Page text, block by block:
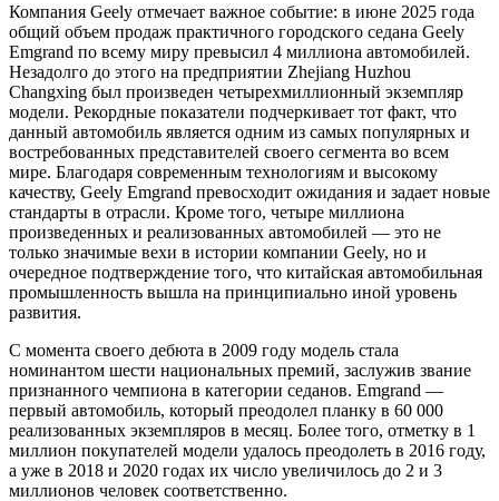
Компания Geely отмечает важное событие: в июне 2025 года
общий объем продаж практичного городского седана Geely
Emgrand по всему миру превысил 4 миллиона автомобилей.
Незадолго до этого на предприятии Zhejiang Huzhou
Changxing был произведен четырехмиллионный экземпляр
модели. Рекордные показатели подчеркивает тот факт, что
данный автомобиль является одним из самых популярных и
востребованных представителей своего сегмента во всем
мире. Благодаря современным технологиям и высокому
качеству, Geely Emgrand превосходит ожидания и задает новые
стандарты в отрасли. Кроме того, четыре миллиона
произведенных и реализованных автомобилей — это не
только значимые вехи в истории компании Geely, но и
очередное подтверждение того, что китайская автомобильная
промышленность вышла на принципиально иной уровень
развития.
С момента своего дебюта в 2009 году модель стала
номинантом шести национальных премий, заслужив звание
признанного чемпиона в категории седанов. Emgrand —
первый автомобиль, который преодолел планку в 60 000
реализованных экземпляров в месяц. Более того, отметку в 1
миллион покупателей модели удалось преодолеть в 2016 году,
а уже в 2018 и 2020 годах их число увеличилось до 2 и 3
миллионов человек соответственно.